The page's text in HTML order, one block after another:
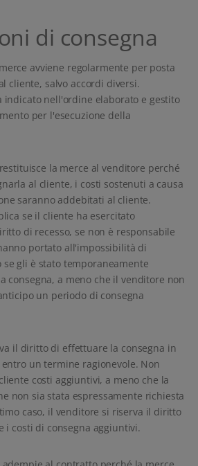
di consegna
avviene regolarmente per posta
cliente, salvo accordi diversi.
indicato nell'ordine elaborato e gestito
per l'esecuzione della
la merce al venditore perché
al cliente, i costi sostenuti a causa
saranno addebitati al cliente.
se il cliente ha esercitato
di recesso, se non è responsabile
portato all'impossibilità di
se gli è stato temporaneamente
consegna, a meno che il venditore non
un periodo di consegna
il diritto di effettuare la consegna in
un termine ragionevole. Non
costi aggiuntivi, a meno che la
non sia stata espressamente richiesta
caso, il venditore si riserva il diritto
i costi di consegna aggiuntivi.